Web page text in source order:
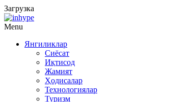
Загрузка
Menu
Янгиликлар
Сиёсат
Иқтисод
Жамият
Ҳодисалар
Технологиялар
Туризм